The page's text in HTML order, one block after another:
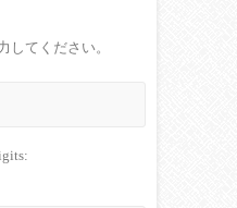
してください。